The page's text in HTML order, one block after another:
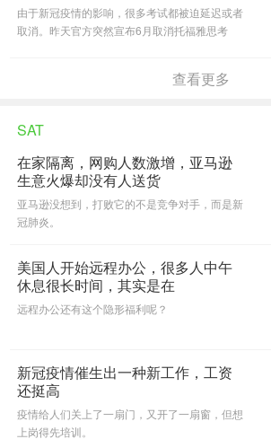
由于新冠疫情的影响，很多考试都被迫延迟或者
取消。昨天官方突然宣布6月取消托福雅思考
查看更多
SAT
在家隔离，网购人数激增，亚马逊
生意火爆却没有人送货
亚马逊没想到，打败它的不是竞争对手，而是新
冠肺炎。
美国人开始远程办公，很多人中午
休息很长时间，其实是在
远程办公还有这个隐形福利呢？
新冠疫情催生出一种新工作，工资
还挺高
疫情给人们关上了一扇门，又开了一扇窗，但想
上岗得先培训。